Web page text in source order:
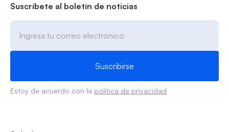
Suscríbete al boletín de noticias
Estoy de acuerdo con la política de privacidad